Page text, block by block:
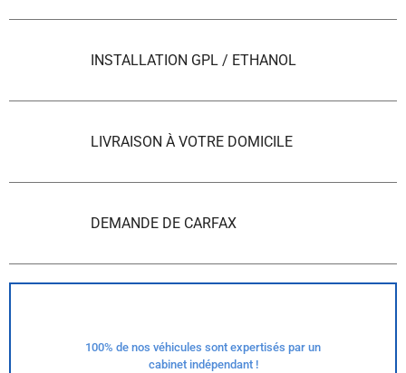
INSTALLATION GPL / ETHANOL
LIVRAISON À VOTRE DOMICILE
DEMANDE DE CARFAX
100% de nos véhicules sont expertisés par un
cabinet indépendant !